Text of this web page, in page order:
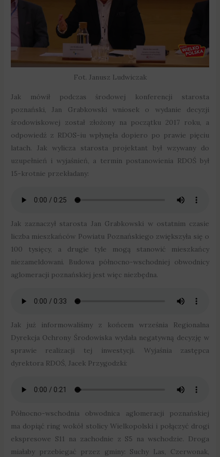
Fot. Janusz Ludwiczak
Jak mówił podczas środowej konferencji starosta
poznański, Jan Grabkowski wniosek o wydanie decyzji
środowiskowej został złożony na początku 2017 roku, a
odpowiedź z RDOS-iu wpłynęła dopiero po prawie pięciu
latach. Jak wylicza starosta projektant był wzywany do
uzupełnień i wyjaśnień, a termin postanowienia RDOŚ był
15-krotnie przekładany:
Jak zaznaczył starosta Jan Grabkowski w ostatnim czasie
liczba mieszkańców Powiatu Poznańskiego zwiększyła się o
100 tysięcy, a drugie tyle mogą stanowić mieszkańcy
niezameldowani. Budowa północno-wschodniej obwodnicy
aglomeracji poznańskiej jest więc niezbędna.
Jak już informowaliśmy z końcem września Regionalna
Dyrekcja Ochrony Środowiska wydała negatywną decyzję w
sprawie realizacji tej inwestycji. Wyjaśnia zastępca
dyrektora RDOŚ, Jacek Przygodzki:
Północno-wschodnia obwodnica aglomeracji poznańskiej
ma dopiąć ring wokół stolicy Wielkopolski i połączyć drogi
ekspresowe S11 na zachodnie z S5 na wschodzie. Droga
miałaby przebiegać przez gminy: Suchy Las, Czerwonak,